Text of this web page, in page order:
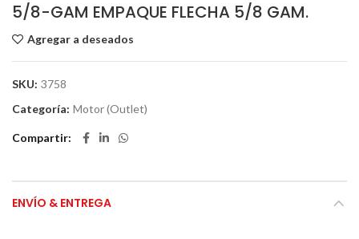
5/8-GAM EMPAQUE FLECHA 5/8 GAM.
Agregar a deseados
SKU: 3758
Categoría: Motor (Outlet)
Compartir
ENVÍO & ENTREGA